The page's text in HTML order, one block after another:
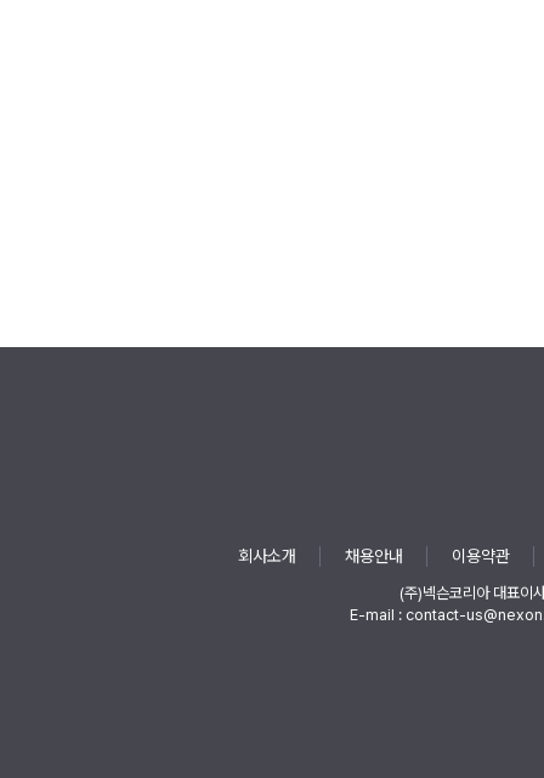
회사소개 채용안내 이용약관
(주)넥슨코리아 대표이
E-mail : contact-